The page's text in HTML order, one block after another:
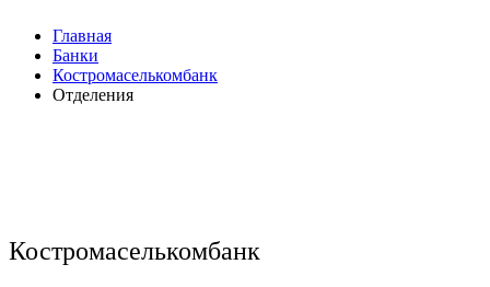
Главная
Банки
Костромаселькомбанк
Отделения
Костромаселькомбанк